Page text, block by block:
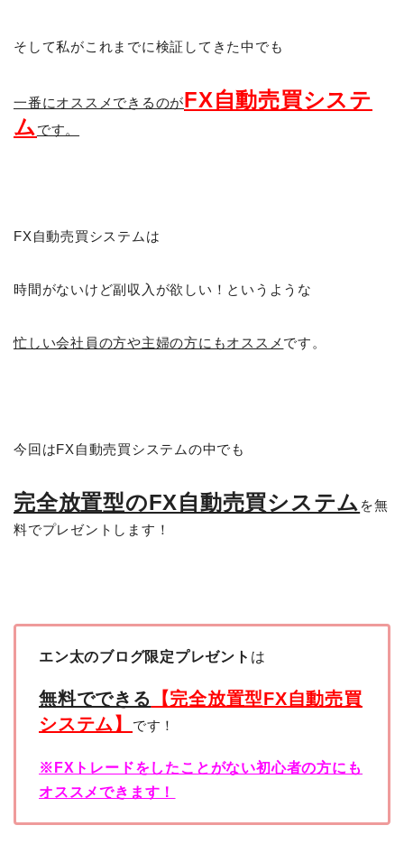
そして私がこれまでに検証してきた中でも
一番にオススメできるのがFX自動売買システ
ム です。
FX自動売買システムは
時間がないけど副収入が欲しい！というような
忙しい会社員の方や主婦の方にもオススメ です。
今回はFX自動売買システムの中でも
完全放置型のFX自動売買システム を無
料でプレゼントします！
エン太のブログ限定プレゼント は
無料でできる 【完全放置型FX自動売買
システム】
です！
※FXトレードをしたことがない初心者の方にも
オススメできます！